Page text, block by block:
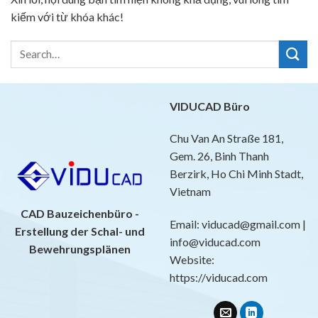
kiếm với từ khóa khác!
CAD Bauzeichenbüro -
Erstellung der Schal- und
Bewehrungsplänen
VIDUCAD Büro
Chu Van An Straße 181,
Gem. 26, Binh Thanh
Berzirk, Ho Chi Minh Stadt,
Vietnam
Email: viducad@gmail.com |
info@viducad.com
Website:
https://viducad.com